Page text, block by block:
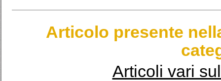
Articolo presente
Articoli vari